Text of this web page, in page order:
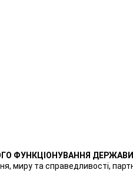
ФУНКЦІОНУВАННЯ
миру та справедливості,